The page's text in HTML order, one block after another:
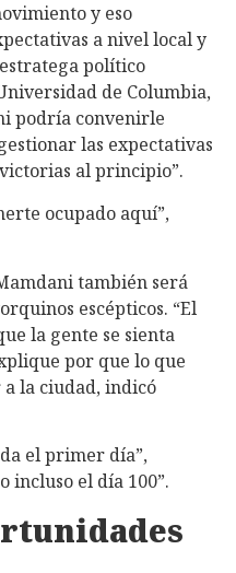
y eso
a nivel local y
político
de Columbia,
podría convenirle
las expectativas
al principio”.
ocupado aquí”,
también será
escépticos. “El
la gente se sienta
por que lo que
la ciudad, indicó
el primer día”,
incluso el día 100”.